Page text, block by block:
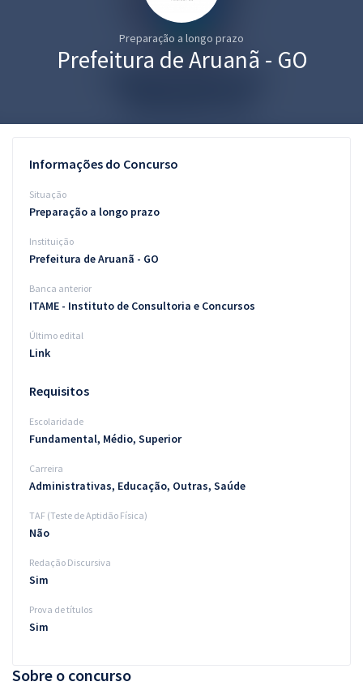
Graduação
Questões grátis
Blog
Aprovados
Atendimento
Preparação a longo prazo
Prefeitura de Aruanã - GO
Sobre o concurso
Informações do Concurso
Situação
Preparação a longo prazo
Instituição
Prefeitura de Aruanã - GO
Banca anterior
ITAME - Instituto de Consultoria e Concursos
Último edital
Link
Requisitos
Escolaridade
Fundamental, Médio, Superior
Carreira
Administrativas, Educação, Outras, Saúde
TAF (Teste de Aptidão Física)
Não
Redação Discursiva
Sim
Prova de títulos
Sim